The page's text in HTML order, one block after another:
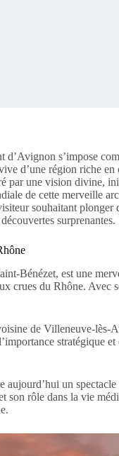
s’impose
d’une région riche
par une vision divine,
de cette merveille
souhaitant
Bénézet, est une
crues du Rhône. Avec
de Villeneuve-
stratégique
un
son rôle dans la vie